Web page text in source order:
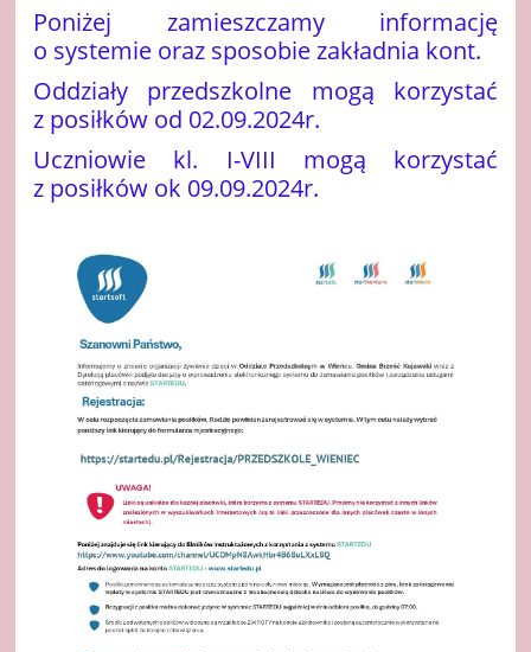
Poniżej zamieszczamy informację
o systemie oraz sposobie zakładnia kont.
Oddziały przedszkolne mogą korzystać
z posiłków od 02.09.2024r.
Uczniowie kl. I-VIII mogą korzystać
z posiłków ok 09.09.2024r.